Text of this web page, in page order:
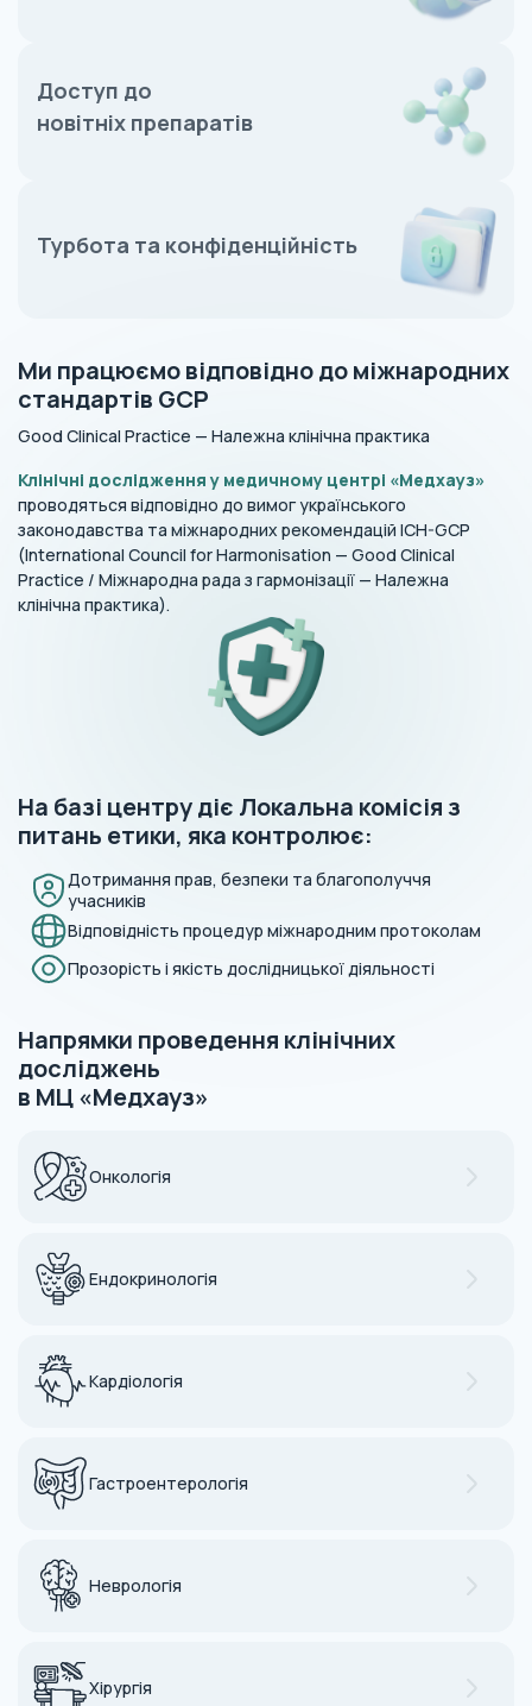
Доступ до
новітніх препаратів
Турбота та конфіденційність
Ми працюємо відповідно до міжнародних
стандартів GCP
Good Clinical Practice — Належна клінічна практика
Клінічні дослідження у медичному центрі «Медхауз»
проводяться відповідно до вимог українського
законодавства та міжнародних рекомендацій ICH-GCP
(International Council for Harmonisation — Good Clinical
Practice / Міжнародна рада з гармонізації — Належна
клінічна практика).
На базі центру діє Локальна комісія з
питань етики, яка контролює:
Дотримання прав, безпеки та благополуччя
учасників
Відповідність процедур міжнародним протоколам
Прозорість і якість дослідницької діяльності
Напрямки проведення клінічних
досліджень
в МЦ «Медхауз»
Онкологія
Ендокринологія
Кардіологія
Гастроентерологія
Неврологія
Хірургія